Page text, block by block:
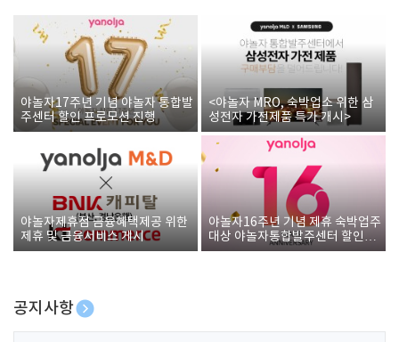
야놀자17주년 기념 야놀자 통합발
주센터 할인 프로모션 진행
<야놀자 MRO, 숙박업소 위한 삼
성전자 가전제품 특가 개시>
야놀자제휴점 금융혜택제공 위한
제휴 및 금융서비스 게시
야놀자16주년 기념 제휴 숙박업주
대상 야놀자통합발주센터 할인쿠
폰 증정
공지사항
[호텔업] 개인정보 처리방침 개정본1 (19.09.02)